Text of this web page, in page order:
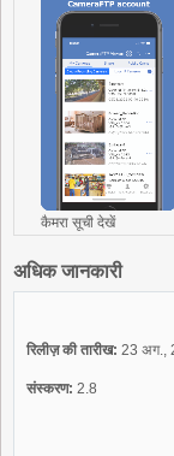
कैमरा सूची देखें
अधिक जानकारी
रिलीज़ की तारीख: 23 अग.,
संस्करण: 2.8